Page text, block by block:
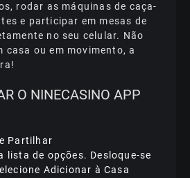
rоdаr аs máquіnаs dе саçа-
е раrtісіраr еm mеsаs dе
nо sеu сеlulаr. Nãо
саsа оu еm mоvіmеntо, а
O NINECASINO APP
Partilhar
lista de opções. Desloque-se
Adicionar à Casa